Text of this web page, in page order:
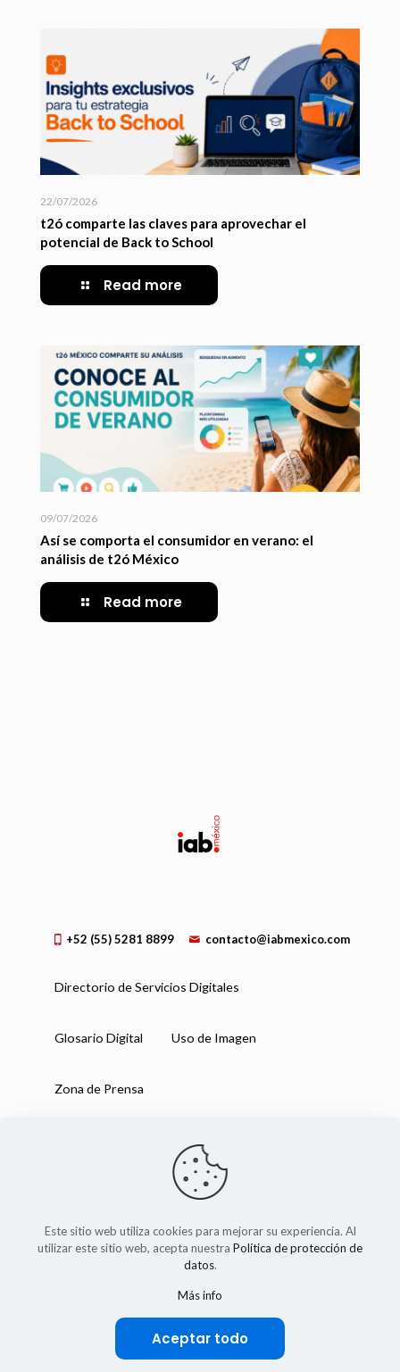
22/07/2026
t2ó comparte las claves para aprovechar el
potencial de Back to School
Read more
09/07/2026
Así se comporta el consumidor en verano: el
análisis de t2ó México
Read more
+52 (55) 5281 8899 contacto@iabmexico.com
Directorio de Servicios Digitales
Glosario Digital Uso de Imagen
Zona de Prensa
IAB México 2025
Este sitio web utiliza cookies para mejorar su experiencia. Al
utilizar este sitio web, acepta nuestra Política de protección de
datos.
Más info
Aceptar todo